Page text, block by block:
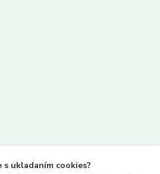
s ukladaním cookies?